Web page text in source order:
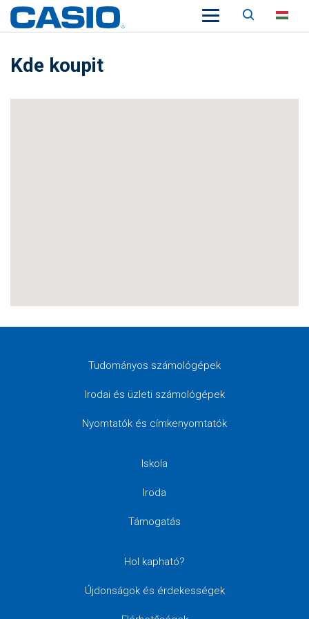
Keresés
Kde koupit
Tudományos számológépek
Irodai és üzleti számológépek
Nyomtatók és címkenyomtatók
Iskola
Iroda
Támogatás
Hol kapható?
Újdonságok és érdekességek